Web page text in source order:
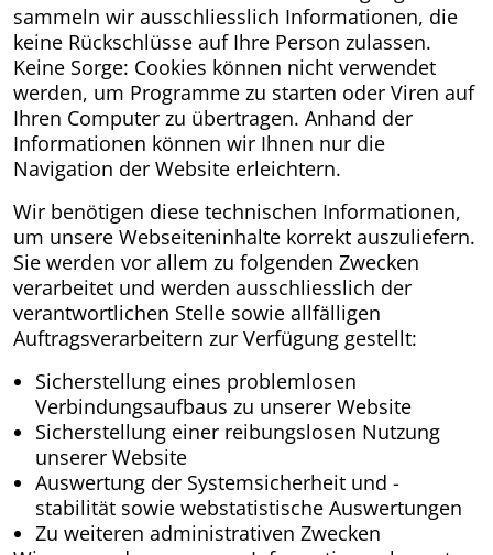
sammeln wir ausschliesslich Informationen, die
keine Rückschlüsse auf Ihre Person zulassen.
Keine Sorge: Cookies können nicht verwendet
werden, um Programme zu starten oder Viren auf
Ihren Computer zu übertragen. Anhand der
Informationen können wir Ihnen nur die
Navigation der Website erleichtern.
Wir benötigen diese technischen Informationen,
um unsere Webseiteninhalte korrekt auszuliefern.
Sie werden vor allem zu folgenden Zwecken
verarbeitet und werden ausschliesslich der
verantwortlichen Stelle sowie allfälligen
Auftragsverarbeitern zur Verfügung gestellt:
Sicherstellung eines problemlosen
Verbindungsaufbaus zu unserer Website
Sicherstellung einer reibungslosen Nutzung
unserer Website
Auswertung der Systemsicherheit und -
stabilität sowie webstatistische Auswertungen
Zu weiteren administrativen Zwecken